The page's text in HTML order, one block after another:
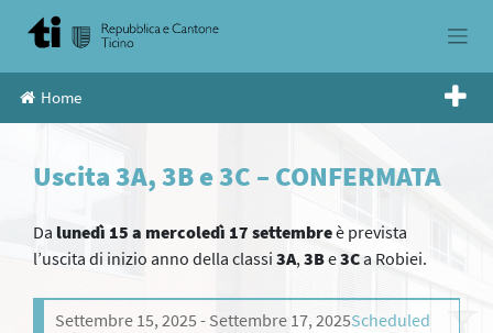
Home
Uscita 3A, 3B e 3C – CONFERMATA
Da lunedì 15 a mercoledì 17 settembreè prevista
l’uscita di inizio anno della classi 3A,3Be3Ca Robiei.
Settembre 15, 2025 Settembre 17, 2025Scheduled